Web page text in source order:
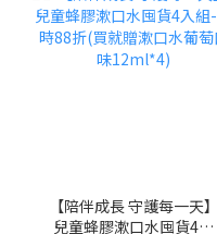
【陪伴成長 守護每一天】
兒童蜂膠漱口水囤貨4入